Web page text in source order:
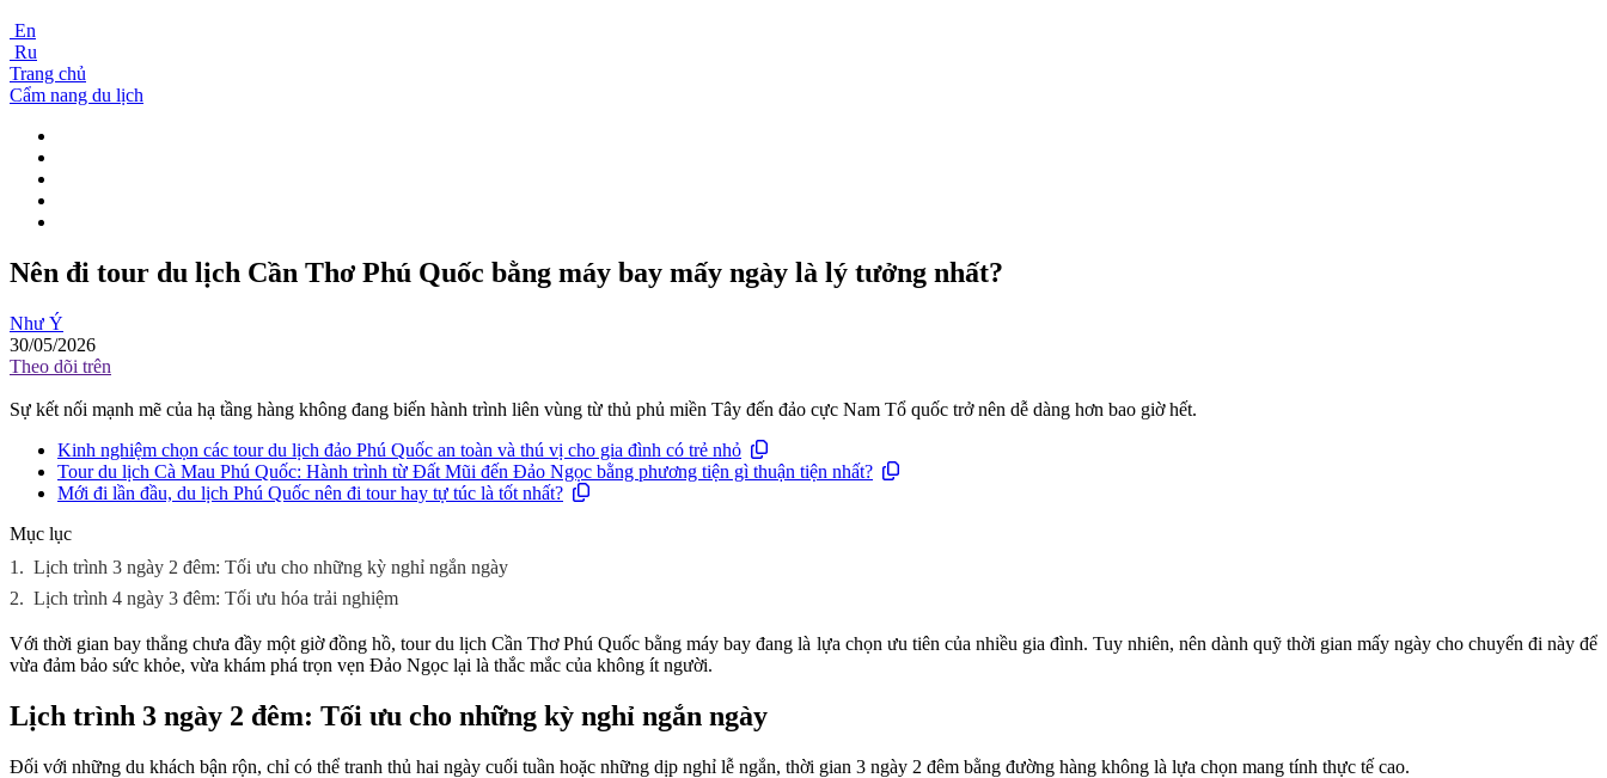
En
Ru
Trang chủ
Cẩm nang du lịch
Nên đi tour du lịch Cần Thơ Phú Quốc bằng máy bay mấy ngày là lý tưởng nhất?
Như Ý
30/05/2026
Theo dõi trên
Sự kết nối mạnh mẽ của hạ tầng hàng không đang biến hành trình liên vùng từ thủ phủ miền Tây đến đảo cực Nam Tổ quốc trở nên dễ dàng hơn bao giờ hết.
Kinh nghiệm chọn các tour du lịch đảo Phú Quốc an toàn và thú vị cho gia đình có trẻ nhỏ
Tour du lịch Cà Mau Phú Quốc: Hành trình từ Đất Mũi đến Đảo Ngọc bằng phương tiện gì thuận tiện nhất?
Mới đi lần đầu, du lịch Phú Quốc nên đi tour hay tự túc là tốt nhất?
Mục lục
1. Lịch trình 3 ngày 2 đêm: Tối ưu cho những kỳ nghỉ ngắn ngày
2. Lịch trình 4 ngày 3 đêm: Tối ưu hóa trải nghiệm
Với thời gian bay thẳng chưa đầy một giờ đồng hồ, tour du lịch Cần Thơ Phú Quốc bằng máy bay đang là lựa chọn ưu tiên của nhiều gia đình. Tuy nhiên, nên dành quỹ thời gian mấy ngày cho chuyến đi này để
vừa đảm bảo sức khỏe, vừa khám phá trọn vẹn Đảo Ngọc lại là thắc mắc của không ít người.
Lịch trình 3 ngày 2 đêm: Tối ưu cho những kỳ nghỉ ngắn ngày
Đối với những du khách bận rộn, chỉ có thể tranh thủ hai ngày cuối tuần hoặc những dịp nghỉ lễ ngắn, thời gian 3 ngày 2 đêm bằng đường hàng không là lựa chọn mang tính thực tế cao.